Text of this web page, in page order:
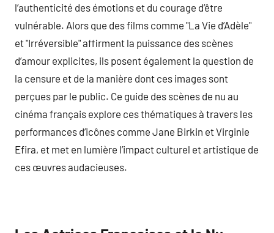
l’authenticité des émotions et du courage d’être
vulnérable. Alors que des films comme "La Vie d’Adèle"
et "Irréversible" affirment la puissance des scènes
d’amour explicites, ils posent également la question de
la censure et de la manière dont ces images sont
perçues par le public. Ce guide des scènes de nu au
cinéma français explore ces thématiques à travers les
performances d’icônes comme Jane Birkin et Virginie
Efira, et met en lumière l’impact culturel et artistique de
ces œuvres audacieuses.